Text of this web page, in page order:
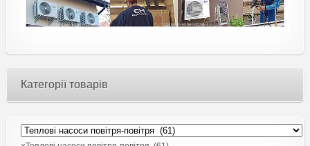
Категорії товарів